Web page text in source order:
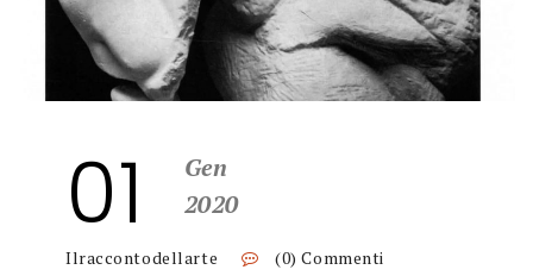
01
Gen
2020
Ilraccontodellarte (0) Commenti